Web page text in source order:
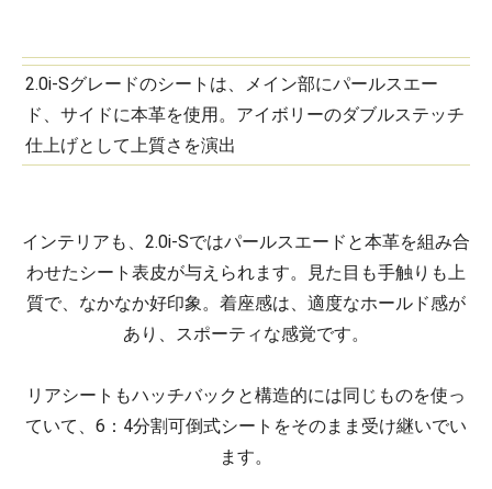
2.0i-Sグレードのシートは、メイン部にパールスエー
ド、サイドに本革を使用。アイボリーのダブルステッチ
仕上げとして上質さを演出
インテリアも、2.0i-Sではパールスエードと本革を組み合
わせたシート表皮が与えられます。見た目も手触りも上
質で、なかなか好印象。着座感は、適度なホールド感が
あり、スポーティな感覚です。
リアシートもハッチバックと構造的には同じものを使っ
ていて、6：4分割可倒式シートをそのまま受け継いでい
ます。